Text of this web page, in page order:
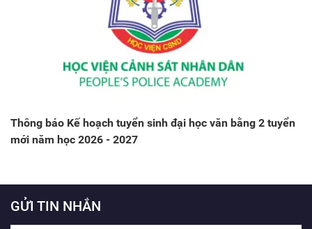
Thông báo Kế hoạch tuyển sinh đại học văn bằng 2 tuyển
mới năm học 2026 - 2027
GỬI TIN NHẮN